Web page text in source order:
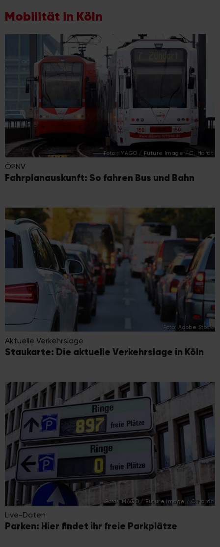
Mobilität in Köln
Foto: IMAGO / Future Image / C. Hardt
ÖPNV
Fahrplanauskunft: So fahren Bus und Bahn
Foto: Adobe Stock
Aktuelle Verkehrslage
Staukarte: Die aktuelle Verkehrslage in Köln
Foto: IMAGO / Future Image / C.Hardt
Live-Daten
Parken: Hier findet ihr freie Parkplätze